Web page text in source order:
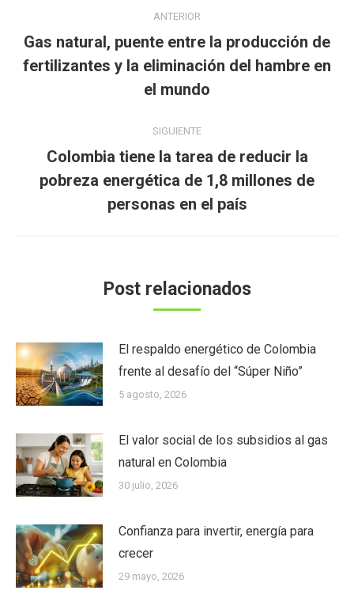
entre
publicaciones
ANTERIOR
Publicación
anterior:
Gas natural, puente entre la producción de
fertilizantes y la eliminación del hambre en
el mundo
SIGUIENTE
Publicación
siguiente:
Colombia tiene la tarea de reducir la
pobreza energética de 1,8 millones de
personas en el país
Post relacionados
El respaldo energético de Colombia
frente al desafío del “Súper Niño”
5 agosto, 2026
El valor social de los subsidios al gas
natural en Colombia
30 julio, 2026
Confianza para invertir, energía para
crecer
29 mayo, 2026